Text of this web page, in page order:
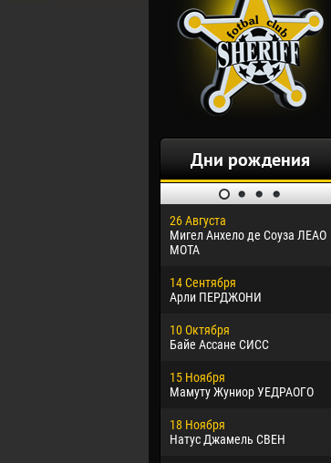
Дни рождения
26 Августа
Мигел Анхело де Соуза ЛЕАО
МОТА
14 Сентября
Арли ПЕРДЖОНИ
10 Октября
Байе Ассане СИСС
15 Ноября
Мамуту Жуниор УЕДРАОГО
18 Ноября
Натус Джамель СВЕН